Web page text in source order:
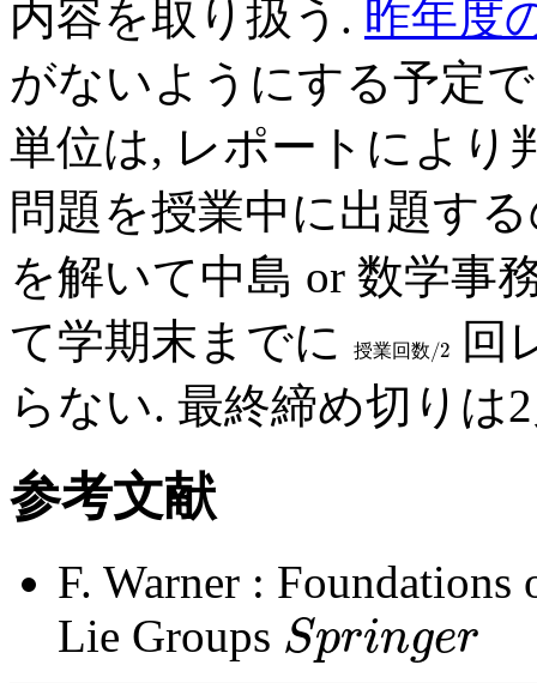
内容を取り扱う. 昨年度
がないようにする予定
単位は, レポートにより
問題を授業中に出題す
を解いて中島 or 数学事
て学期末までに
授業回数/2
回
らない. 最終締め切りは
参考文献
F. Warner :
Lie Groups Springer